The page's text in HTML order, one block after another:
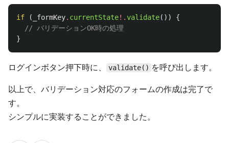
if ( _formKey. currentState!.validate())
{
// バリデーションOK時の処理
}
ログインボタン押下時に、 validate() を呼び出します。
以上で、バリデーション対応のフォームの作成は完了で
す。
シンプルに実装することができました。